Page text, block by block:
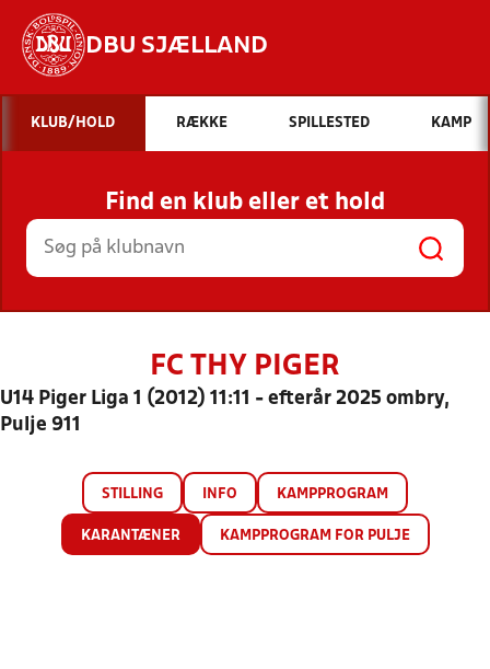
DBU SJÆLLAND
Hvad vil du søge efter?
INDHOLD OG NYHEDER
STILLINGER, RESULTATER, KLUBBER OG
HOLD
KLUB/HOLD RÆKKE SPILLESTED KAMP
Find en klub eller et hold
FC THY PIGER
U14 Piger Liga 1 (2012) 11:11 - efterår 2025 ombry,
Pulje 911
STILLING INFO KAMPPROGRAM
KARANTÆNER KAMPPROGRAM FOR PULJE